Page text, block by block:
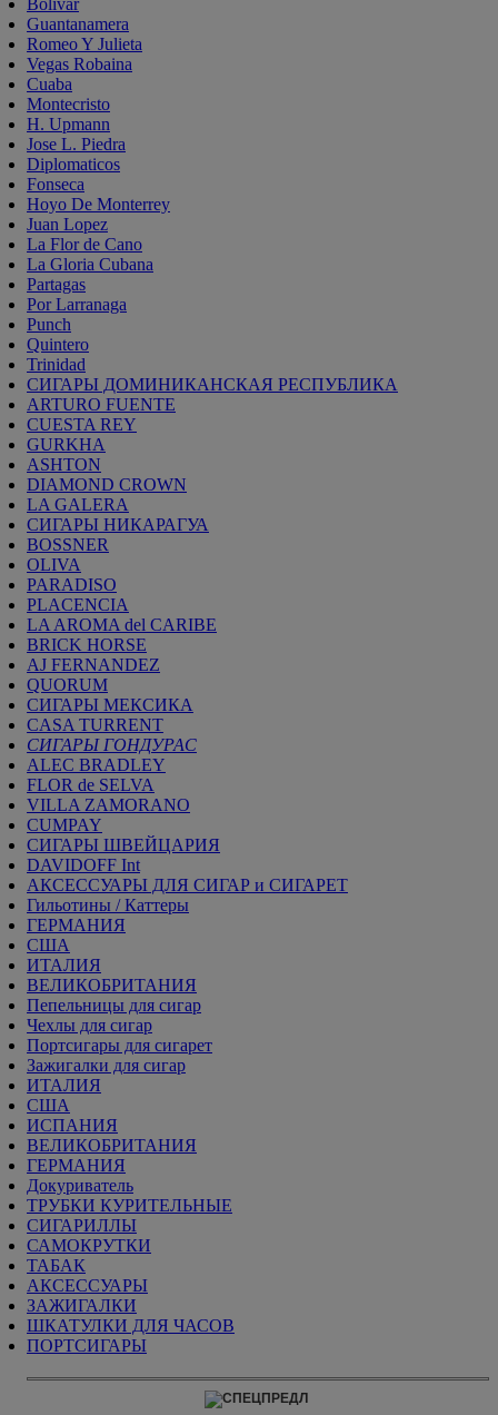
Guantanamera
Romeo Y Julieta
Vegas Robaina
Cuaba
Montecristo
H. Upmann
Jose L. Piedra
Diplomaticos
Fonseca
Hoyo De Monterrey
Juan Lopez
La Flor de Cano
La Gloria Cubana
Partagas
Por Larranaga
Punch
Quintero
Trinidad
СИГАРЫ ДОМИНИКАНСКАЯ РЕСПУБЛИКА
ARTURO FUENTE
CUESTA REY
GURKHA
ASHTON
DIAMOND CROWN
LA GALERA
СИГАРЫ НИКАРАГУА
BOSSNER
OLIVA
PARADISO
PLACENCIA
LA AROMA del CARIBE
BRICK HORSE
AJ FERNANDEZ
QUORUM
СИГАРЫ МЕКСИКА
CASA TURRENT
СИГАРЫ ГОНДУРАС
ALEC BRADLEY
FLOR de SELVA
VILLA ZAMORANO
CUMPAY
СИГАРЫ ШВЕЙЦАРИЯ
DAVIDOFF Int
АКСЕССУАРЫ ДЛЯ СИГАР и СИГАРЕТ
Гильотины / Каттеры
ГЕРМАНИЯ
США
ИТАЛИЯ
ВЕЛИКОБРИТАНИЯ
Пепельницы для сигар
Чехлы для сигар
Портсигары для сигарет
Зажигалки для сигар
ИТАЛИЯ
США
ИСПАНИЯ
ВЕЛИКОБРИТАНИЯ
ГЕРМАНИЯ
Докуриватель
ТРУБКИ КУРИТЕЛЬНЫЕ
СИГАРИЛЛЫ
САМОКРУТКИ
ТАБАК
АКСЕССУАРЫ
ЗАЖИГАЛКИ
ШКАТУЛКИ ДЛЯ ЧАСОВ
ПОРТСИГАРЫ